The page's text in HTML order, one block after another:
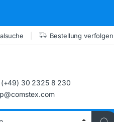
Bestellung verfolgen
(+49) 30 2325 8 230